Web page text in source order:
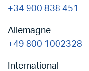
+34 900 838 451
Allemagne
+49 800 1002328
International